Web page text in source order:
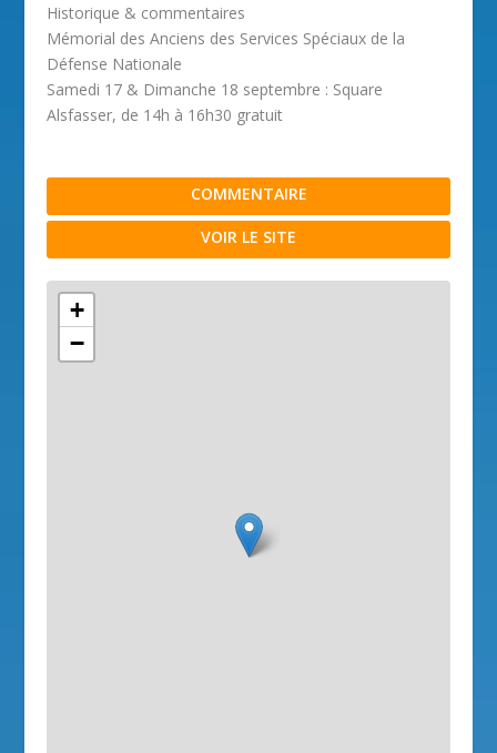
Historique & commentaires
Mémorial des Anciens des Services Spéciaux de la
Défense Nationale
Samedi 17 & Dimanche 18 septembre : Square
Alsfasser, de 14h à 16h30 gratuit
COMMENTAIRE
VOIR LE SITE
+
−